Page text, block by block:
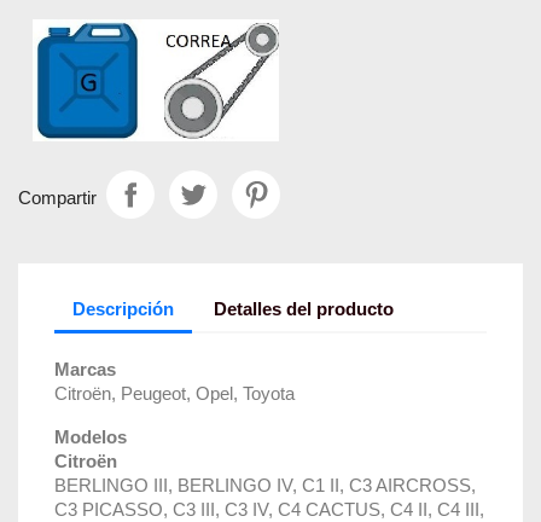
Compartir
Descripción Detalles del producto
Marcas
Citroën, Peugeot, Opel, Toyota
Modelos
Citroën
BERLINGO III, BERLINGO IV, C1 II, C3 AIRCROSS,
C3 PICASSO, C3 III, C3 IV, C4 CACTUS, C4 II, C4 III,